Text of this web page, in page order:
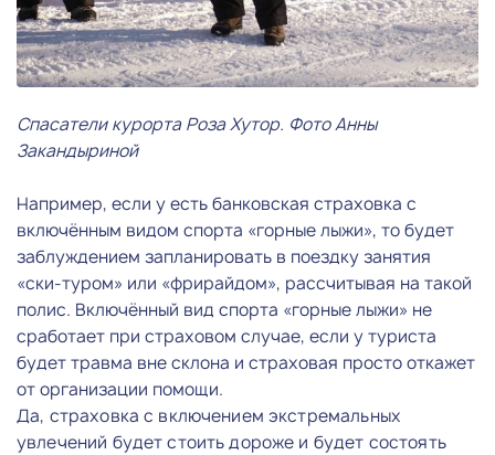
Спасатели курорта Роза Хутор. Фото Анны
Закандыриной
Например, если у есть банковская страховка с
включённым видом спорта «горные лыжи», то будет
заблуждением запланировать в поездку занятия
«ски-туром» или «фрирайдом», рассчитывая на такой
полис. Включённый вид спорта «горные лыжи» не
сработает при страховом случае, если у туриста
будет травма вне склона и страховая просто откажет
от организации помощи.
Да, страховка с включением экстремальных
увлечений будет стоить дороже и будет состоять